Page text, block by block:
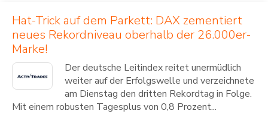
Hat-Trick auf dem Parkett: DAX zementiert
neues Rekordniveau oberhalb der 26.000er-
Marke!
Der deutsche Leitindex reitet unermüdlich
weiter auf der Erfolgswelle und verzeichnete
am Dienstag den dritten Rekordtag in Folge.
Mit einem robusten Tagesplus von 0,8 Prozent...